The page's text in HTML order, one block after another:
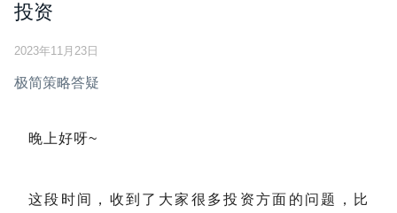
投资
2023年11月23日
极简策略答疑
晚上好呀~
这段时间，收到了大家很多投资方面的问题，比